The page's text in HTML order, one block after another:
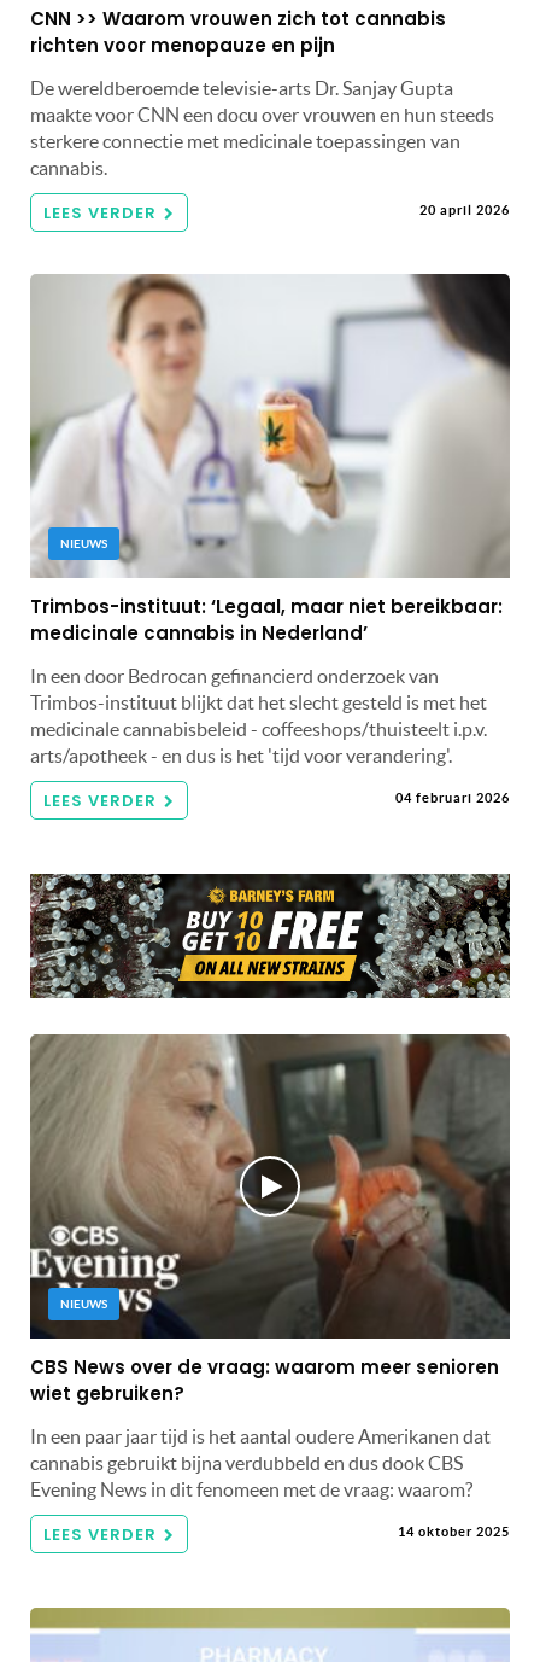
CNN >> Waarom vrouwen zich tot cannabis
richten voor menopauze en pijn
De wereldberoemde televisie-arts Dr. Sanjay Gupta
maakte voor CNN een docu over vrouwen en hun steeds
sterkere connectie met medicinale toepassingen van
cannabis.
LEES VERDER 20 april 2026
NIEUWS
Trimbos-instituut: ‘Legaal, maar niet bereikbaar:
medicinale cannabis in Nederland’
In een door Bedrocan gefinancierd onderzoek van
Trimbos-instituut blijkt dat het slecht gesteld is met het
medicinale cannabisbeleid - coffeeshops/thuisteelt i.p.v.
arts/apotheek - en dus is het 'tijd voor verandering'.
LEES VERDER 04 februari 2026
NIEUWS
CBS News over de vraag: waarom meer senioren
wiet gebruiken?
In een paar jaar tijd is het aantal oudere Amerikanen dat
cannabis gebruikt bijna verdubbeld en dus dook CBS
Evening News in dit fenomeen met de vraag: waarom?
LEES VERDER 14 oktober 2025